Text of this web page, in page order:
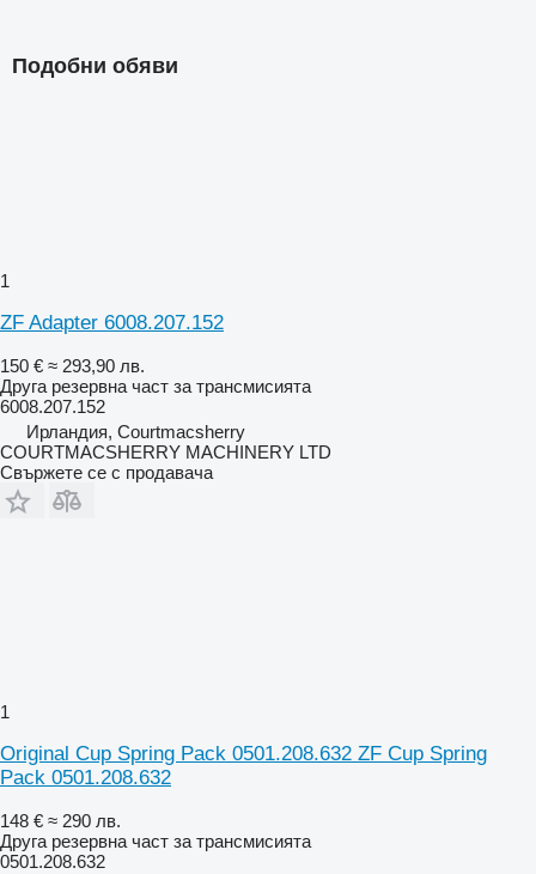
Подобни обяви
1
ZF Adapter 6008.207.152
150 € ≈ 293,90 лв.
Друга резервна част за трансмисията
6008.207.152
Ирландия, Courtmacsherry
COURTMACSHERRY MACHINERY LTD
Свържете се с продавача
1
Original Cup Spring Pack 0501.208.632 ZF Cup Spring
Pack 0501.208.632
148 € ≈ 290 лв.
Друга резервна част за трансмисията
0501.208.632